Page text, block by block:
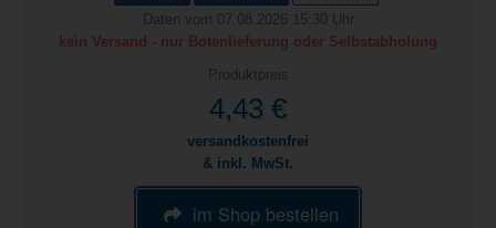
Daten vom 07.08.2026 15:30 Uhr
kein Versand - nur Botenlieferung oder Selbstabholung
Produktpreis
4,43 €
versandkostenfrei
& inkl. MwSt.
im Shop bestellen